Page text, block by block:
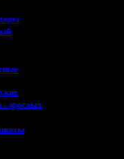
взрослых
Заказал
друзьям!
★
на сайте. Заказал